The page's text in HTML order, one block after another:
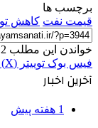
برچسب ها
قيمت نفت کاهش
خواندن این مطلب 2 دقیقه زمان میبرد
فیس بوک توییتر (X)
آخرین اخبار
1 هفته پیش